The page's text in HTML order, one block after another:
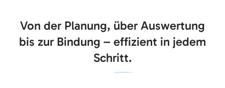
Von der Planung, über Auswertung
bis zur Bindung – effizient in jedem
Schritt.